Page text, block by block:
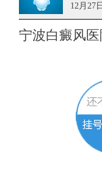
12月27
宁波白癜风医